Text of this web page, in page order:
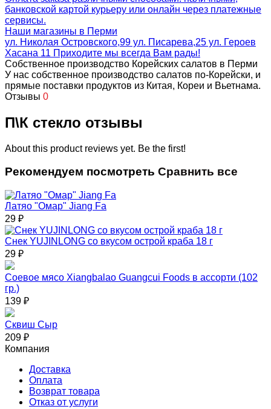
банковской картой курьеру или онлайн через платежные
сервисы.
Наши магазины в Перми
ул. Николая Островского,99 ул. Писарева,25 ул. Героев
Хасана 11 Приходите мы всегда Вам рады!
Собственное производство Корейских салатов в Перми
У нас собственное производство салатов по-Корейски, и
прямые поставки продуктов из Китая, Кореи и Вьетнама.
Отзывы 0
П\К стекло отзывы
About this product reviews yet. Be the first!
Рекомендуем посмотреть Сравнить все
Латяо "Омар" Jiang Fa
29 ₽
Снек YUJINLONG со вкусом острой краба 18 г
29 ₽
Соевое мясо Xiangbalao Guangcui Foods в ассорти (102
гр.)
139 ₽
Сквиш Сыр
209 ₽
Компания
Доставка
Оплата
Возврат товара
Отказ от услуги